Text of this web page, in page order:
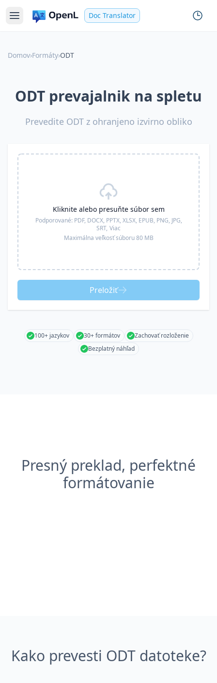
Doc Translator
Domov›Formáty›ODT
ODT prevajalnik na spletu
Prevedite ODT z ohranjeno izvirno obliko
Kliknite alebo presuňte súbor sem
Podporované: PDF, DOCX, PPTX, XLSX, EPUB, PNG, JPG,
SRT, Viac
Maximálna veľkosť súboru 80 MB
Preložiť
100+ jazykov 30+ formátov
Zachovať rozloženie
Bezplatný náhľad
Presný preklad, perfektné
formátovanie
Kako prevesti ODT datoteke?